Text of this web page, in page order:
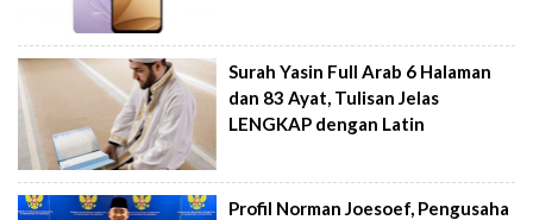
Surah Yasin Full Arab 6 Halaman
dan 83 Ayat, Tulisan Jelas
LENGKAP dengan Latin
Profil Norman Joesoef, Pengusaha